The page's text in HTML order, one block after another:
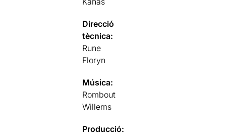
Direcció
tècnica:
Rune
Floryn
Música:
Rombout
Willems
Producció: